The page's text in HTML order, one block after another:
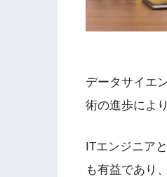
データサイエ
術の進歩によ
ITエンジニア
も有益であり